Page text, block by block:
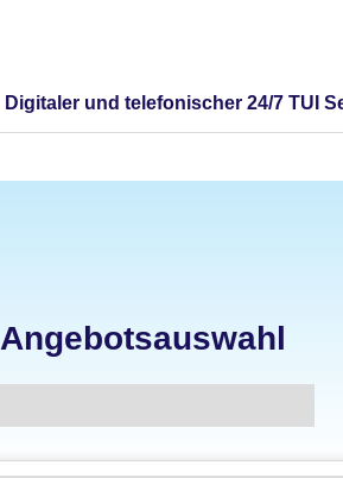
Digitaler und telefonischer 24/7 TUI
Angebotsauswahl